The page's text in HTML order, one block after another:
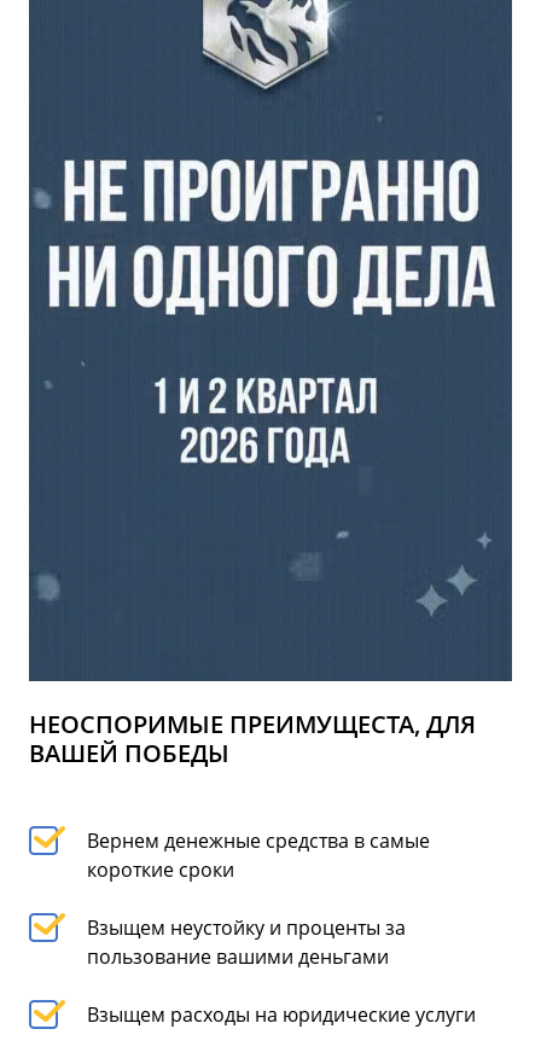
НЕОСПОРИМЫЕ ПРЕИМУЩЕСТА, ДЛЯ
ВАШЕЙ ПОБЕДЫ
Вернем денежные средства в самые
короткие сроки
Взыщем неустойку и проценты за
пользование вашими деньгами
Взыщем расходы на юридические услуги